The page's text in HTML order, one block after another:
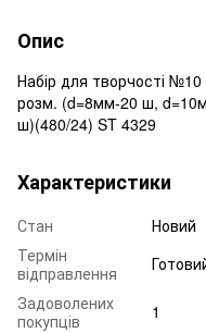
Опис
Набір для творчості
розм. (d=8мм-20 ш,
ш)(480/24) ST 4329
Характеристики
Стан
Новий
Термін
відправлення
Задоволених
покупців
1